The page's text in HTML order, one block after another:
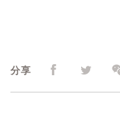
分享